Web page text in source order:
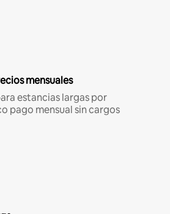
mensuales
estancias largas por
pago mensual sin cargos